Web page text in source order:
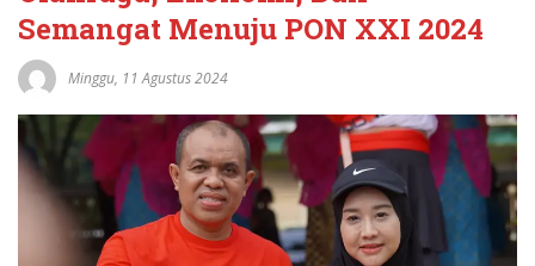
Semangat Menuju PON XXI 2024
Minggu, 11 Agustus 2024